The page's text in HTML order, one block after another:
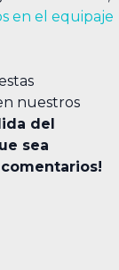
en el equipaje
nuestros
del
sea